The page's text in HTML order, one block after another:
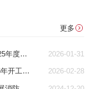
更多
2026-01-31
同“欣”同行 智领新程 | 欣灵电气2025年度表彰总结大会暨新年酒会成功举办！
2026-02-28
马上欣程 同心共跃 | 欣灵电气2026年开工大吉！